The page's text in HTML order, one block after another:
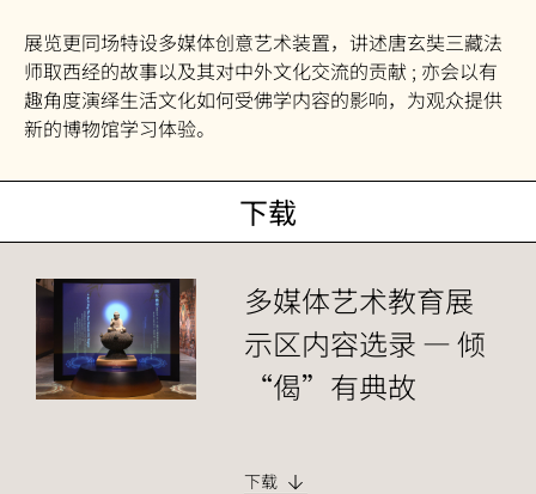
展览更同场特设多媒体创意艺术装置，讲述唐玄奘三藏法
师取西经的故事以及其对中外文化交流的贡献 ; 亦会以有
趣角度演绎生活文化如何受佛学内容的影响，为观众提供
新的博物馆学习体验。
下载
多媒体艺术教育展
示区内容选录 — 倾
“偈”有典故
下载